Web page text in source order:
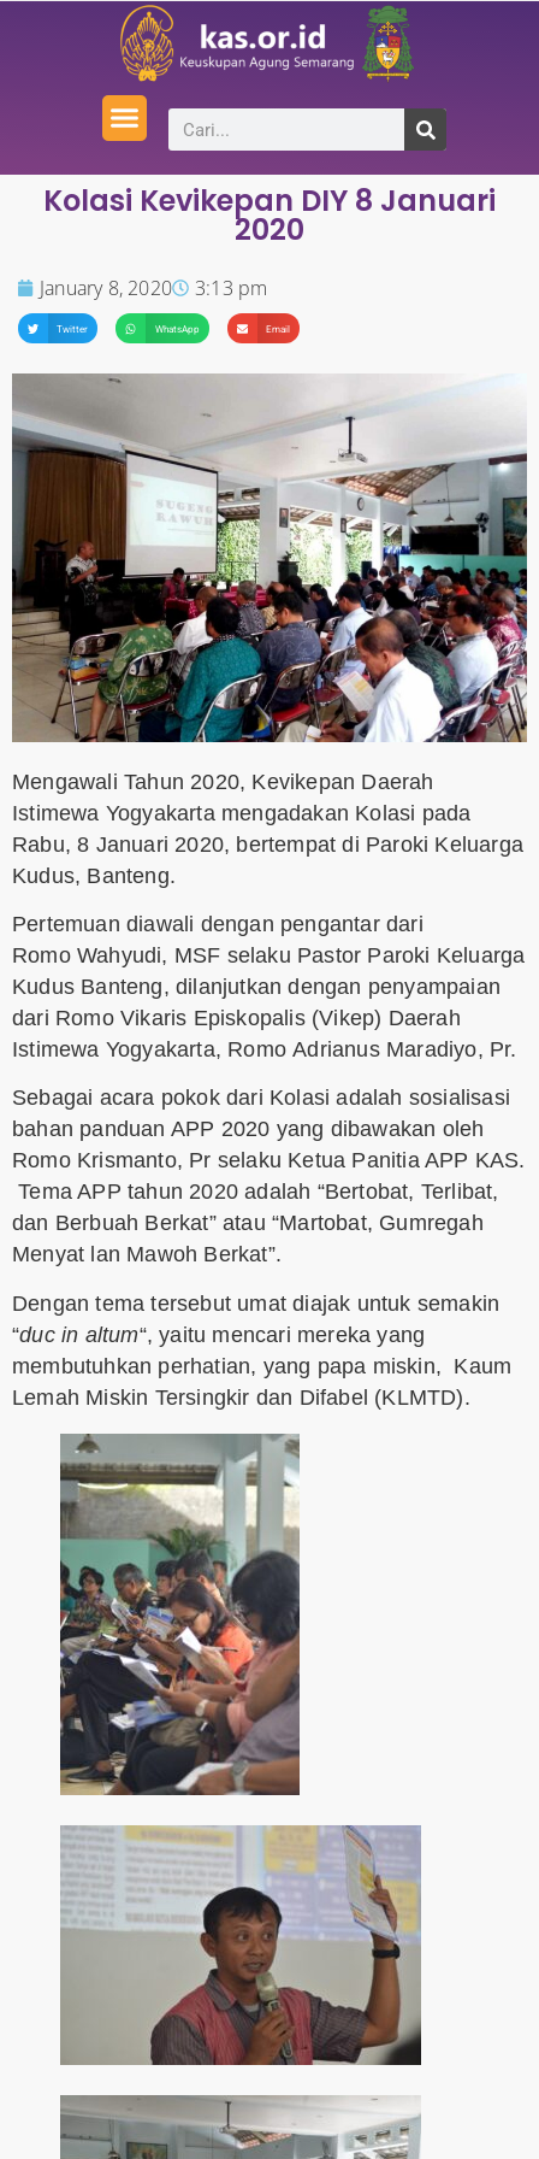
Kolasi Kevikepan DIY 8 Januari
2020
January 8, 2020 3:13 pm
Twitter WhatsApp Email
Mengawali Tahun 2020, Kevikepan Daerah
Istimewa Yogyakarta mengadakan Kolasi pada
Rabu, 8 Januari 2020, bertempat di Paroki Keluarga
Kudus, Banteng.
Pertemuan diawali dengan pengantar dari
Romo Wahyudi, MSF selaku Pastor Paroki Keluarga
Kudus Banteng, dilanjutkan dengan penyampaian
dari Romo Vikaris Episkopalis (Vikep) Daerah
Istimewa Yogyakarta, Romo Adrianus Maradiyo, Pr.
Sebagai acara pokok dari Kolasi adalah sosialisasi
bahan panduan APP 2020 yang dibawakan oleh
Romo Krismanto, Pr selaku Ketua Panitia APP KAS.
Tema APP tahun 2020 adalah “Bertobat, Terlibat,
dan Berbuah Berkat” atau “Martobat, Gumregah
Menyat lan Mawoh Berkat”.
Dengan tema tersebut umat diajak untuk semakin
“duc in altum“, yaitu mencari mereka yang
membutuhkan perhatian, yang papa miskin, Kaum
Lemah Miskin Tersingkir dan Difabel (KLMTD).